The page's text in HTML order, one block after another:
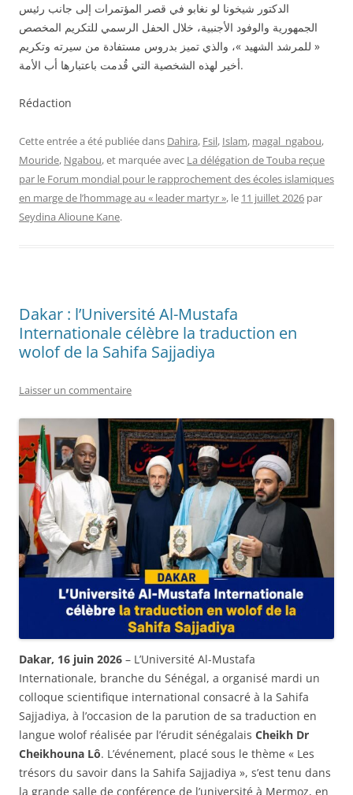
الدكتور شيخونا لو نغابو في قصر المؤتمرات إلى جانب رئيس
الجمهورية والوفود الأجنبية، خلال الحفل الرسمي للتكريم المخصص
« للمرشد الشهيد »، والذي تميز بدروس مستفادة من سيرته وتكريم
أخير لهذه الشخصية التي قُدمت باعتبارها أب الأمة.
Rédaction
Cette entrée a été publiée dans Dahira, Fsil, Islam, magal_ngabou,
Mouride, Ngabou, et marquée avec La délégation de Touba reçue
par le Forum mondial pour le rapprochement des écoles islamiques
en marge de l’hommage au « leader martyr », le 11 juillet 2026 par
Seydina Alioune Kane.
Dakar : l’Université Al-Mustafa
Internationale célèbre la traduction en
wolof de la Sahifa Sajjadiya
Laisser un commentaire
Dakar, 16 juin 2026 – L’Université Al-Mustafa
Internationale, branche du Sénégal, a organisé mardi un
colloque scientifique international consacré à la Sahifa
Sajjadiya, à l’occasion de la parution de sa traduction en
langue wolof réalisée par l’érudit sénégalais Cheikh Dr
Cheikhouna Lô. L’événement, placé sous le thème « Les
trésors du savoir dans la Sahifa Sajjadiya », s’est tenu dans
la grande salle de conférence de l’université à Mermoz, en